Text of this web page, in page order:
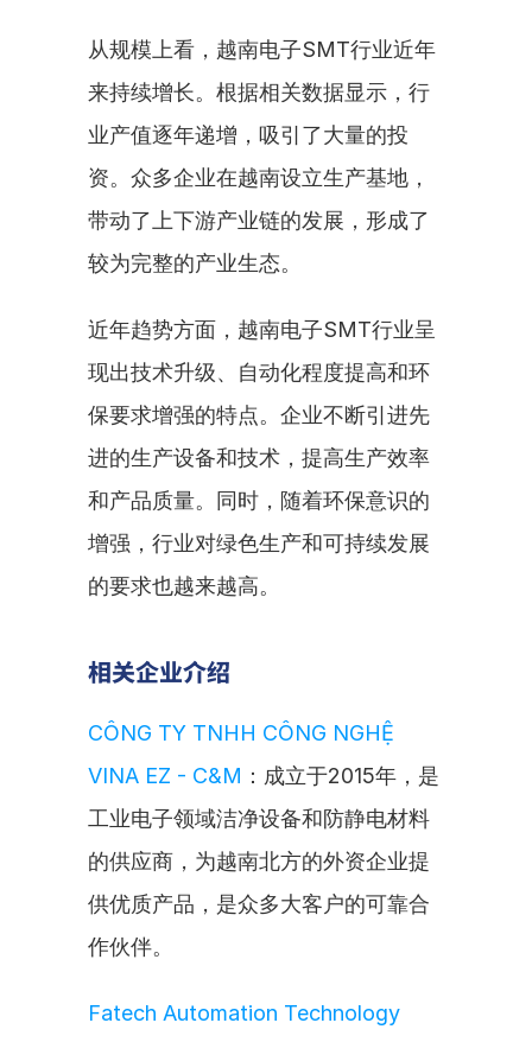
从规模上看，越南电子SMT行业近年
来持续增长。根据相关数据显示，行
业产值逐年递增，吸引了大量的投
资。众多企业在越南设立生产基地，
带动了上下游产业链的发展，形成了
较为完整的产业生态。
近年趋势方面，越南电子SMT行业呈
现出技术升级、自动化程度提高和环
保要求增强的特点。企业不断引进先
进的生产设备和技术，提高生产效率
和产品质量。同时，随着环保意识的
增强，行业对绿色生产和可持续发展
的要求也越来越高。
相关企业介绍
CÔNG TY TNHH CÔNG NGHỆ
VINA EZ - C&M ：成立于2015年，是
工业电子领域洁净设备和防静电材料
的供应商，为越南北方的外资企业提
供优质产品，是众多大客户的可靠合
作伙伴。
Fatech Automation Technology